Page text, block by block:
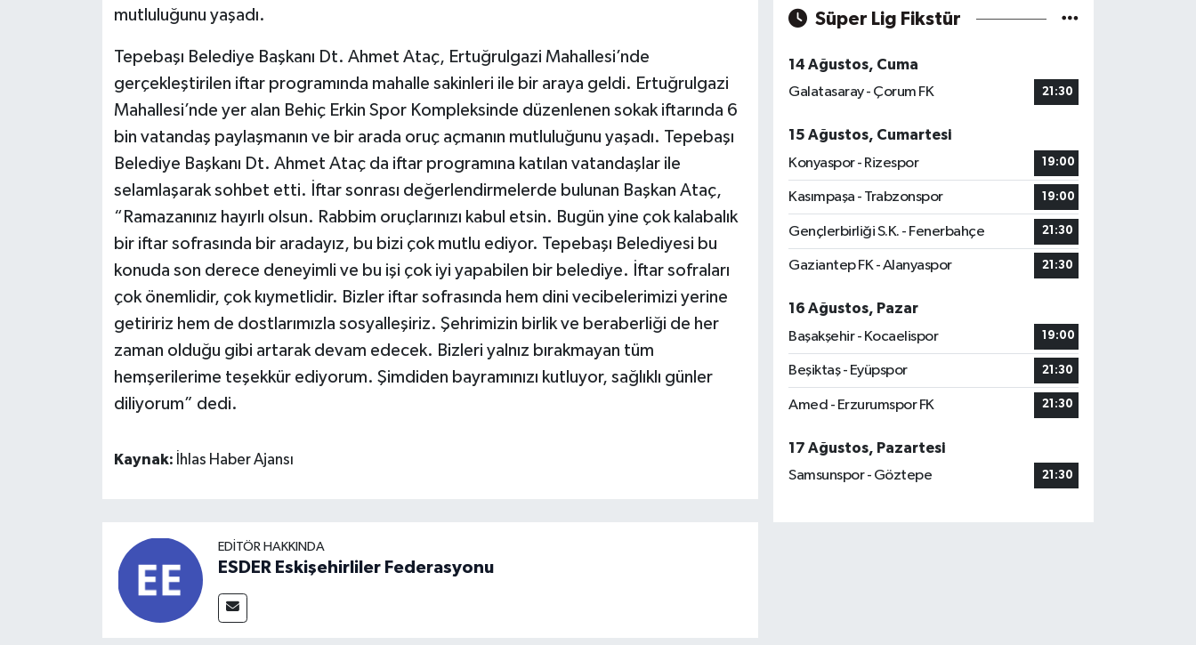
mutluluğunu yaşadı.
Tepebaşı Belediye Başkanı Dt. Ahmet Ataç, Ertuğrulgazi Mahallesi’nde
gerçekleştirilen iftar programında mahalle sakinleri ile bir araya geldi. Ertuğrulgazi
Mahallesi’nde yer alan Behiç Erkin Spor Kompleksinde düzenlenen sokak iftarında 6
bin vatandaş paylaşmanın ve bir arada oruç açmanın mutluluğunu yaşadı. Tepebaşı
Belediye Başkanı Dt. Ahmet Ataç da iftar programına katılan vatandaşlar ile
selamlaşarak sohbet etti. İftar sonrası değerlendirmelerde bulunan Başkan Ataç,
“Ramazanınız hayırlı olsun. Rabbim oruçlarınızı kabul etsin. Bugün yine çok kalabalık
bir iftar sofrasında bir aradayız, bu bizi çok mutlu ediyor. Tepebaşı Belediyesi bu
konuda son derece deneyimli ve bu işi çok iyi yapabilen bir belediye. İftar sofraları
çok önemlidir, çok kıymetlidir. Bizler iftar sofrasında hem dini vecibelerimizi yerine
getiririz hem de dostlarımızla sosyalleşiriz. Şehrimizin birlik ve beraberliği de her
zaman olduğu gibi artarak devam edecek. Bizleri yalnız bırakmayan tüm
hemşerilerime teşekkür ediyorum. Şimdiden bayramınızı kutluyor, sağlıklı günler
diliyorum” dedi.
Kaynak: İhlas Haber Ajansı
EDITÖR HAKKINDA
ESDER Eskişehirliler Federasyonu
Süper Lig Fikstür
14 Ağustos, Cuma
Galatasaray - Çorum FK
21:30
15 Ağustos, Cumartesi
Konyaspor - Rizespor
19:00
Kasımpaşa - Trabzonspor 19:00
Gençlerbirliği S.K. - Fenerbahçe 21:30
Gaziantep FK - Alanyaspor 21:30
16 Ağustos, Pazar
Başakşehir - Kocaelispor
19:00
Beşiktaş - Eyüpspor 21:30
Amed - Erzurumspor FK 21:30
17 Ağustos, Pazartesi
Samsunspor - Göztepe
21:30